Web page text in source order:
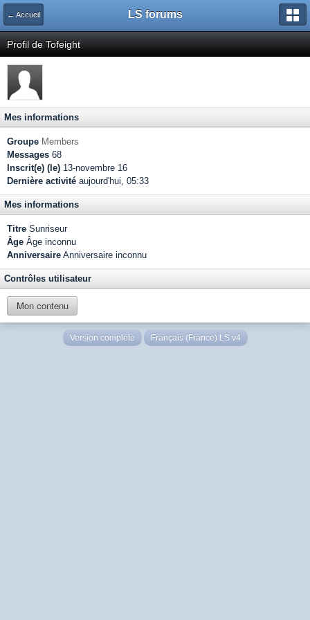
← Accueil LS forums
Profil de Tofeight
Mes informations
Groupe Members
Messages 68
Inscrit(e) (le) 13-novembre 16
Dernière activité aujourd'hui, 05:33
Mes informations
Titre Sunriseur
Âge Âge inconnu
Anniversaire Anniversaire inconnu
Contrôles utilisateur
Mon contenu
Version complète Français (France) LS v4